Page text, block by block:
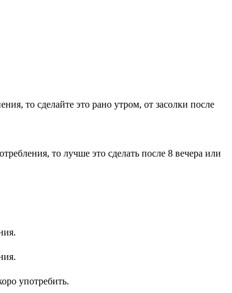
то сделайте это рано утром, от засолки после
то лучше это сделать после 8 вечера или
употребить.